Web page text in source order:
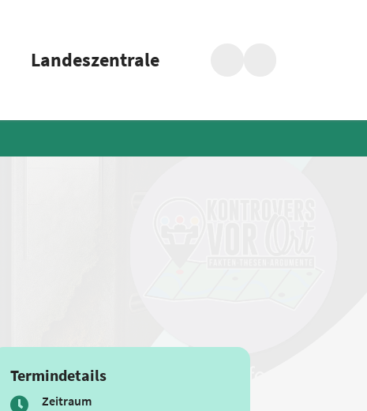
Landeszentrale
Termindetails
Zeitraum